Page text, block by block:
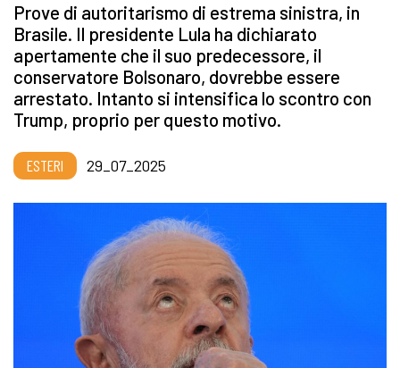
Prove di autoritarismo di estrema sinistra, in
Brasile. Il presidente Lula ha dichiarato
apertamente che il suo predecessore, il
conservatore Bolsonaro, dovrebbe essere
arrestato. Intanto si intensifica lo scontro con
Trump, proprio per questo motivo.
ESTERI 29_07_2025